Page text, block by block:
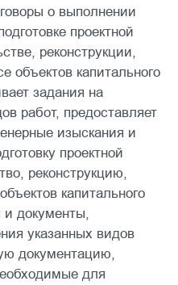
о выполнении
проектной
реконструкции,
объектов капитального
задания на
работ, предоставляет
изыскания и
проектной
реконструкцию,
капитального
документы,
указанных видов
документацию,
для